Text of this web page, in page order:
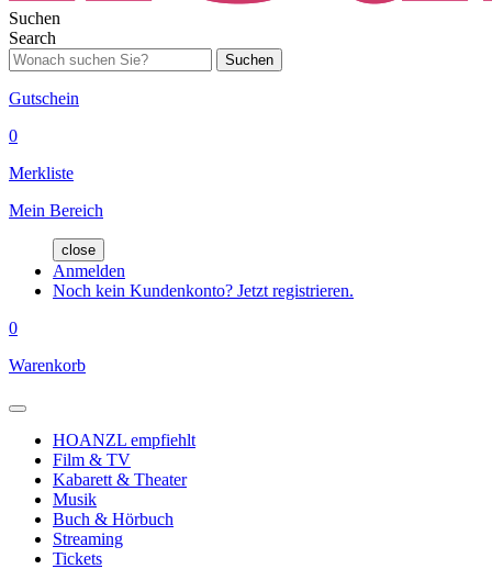
Suchen
Search
Suchen
Gutschein
0
Merkliste
Mein Bereich
close
Anmelden
Noch kein Kundenkonto? Jetzt registrieren.
0
Warenkorb
HOANZL empfiehlt
Film & TV
Kabarett & Theater
Musik
Buch & Hörbuch
Streaming
Tickets